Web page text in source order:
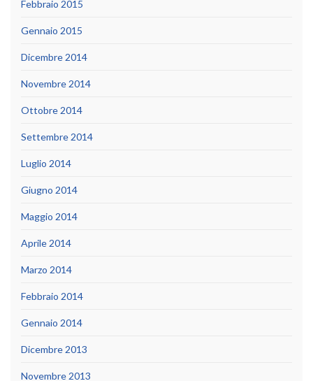
Febbraio 2015
Gennaio 2015
Dicembre 2014
Novembre 2014
Ottobre 2014
Settembre 2014
Luglio 2014
Giugno 2014
Maggio 2014
Aprile 2014
Marzo 2014
Febbraio 2014
Gennaio 2014
Dicembre 2013
Novembre 2013